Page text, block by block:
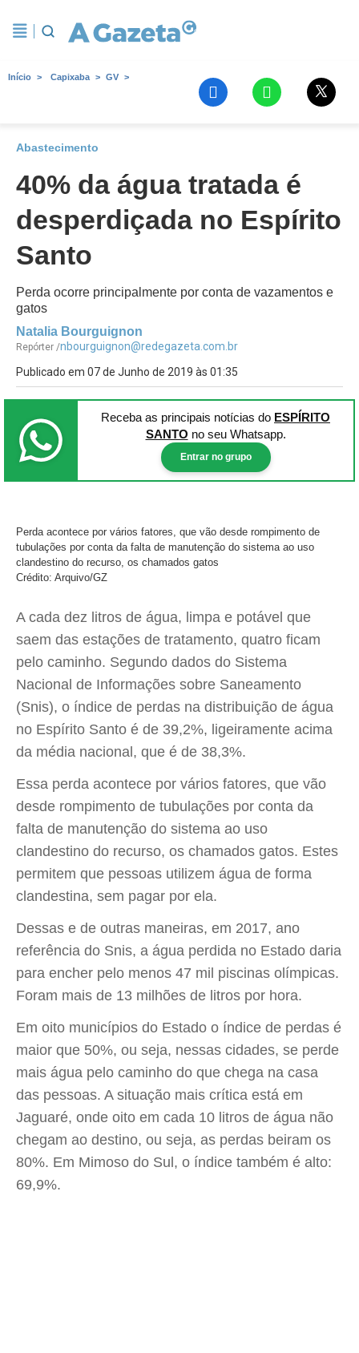
Início Capixaba GV
Abastecimento
40% da água tratada é
desperdiçada no Espírito
Santo
Perda ocorre principalmente por conta de vazamentos e
gatos
Natalia Bourguignon
Repórter /nbourguignon@redegazeta.com.br
Publicado em 07 de Junho de 2019 às 01:35
Receba as principais notícias do ESPÍRITO
SANTO no seu Whatsapp.
Entrar no grupo
Perda acontece por vários fatores, que vão desde rompimento de
tubulações por conta da falta de manutenção do sistema ao uso
clandestino do recurso, os chamados gatos
Crédito: Arquivo/GZ
A cada dez litros de água, limpa e potável que
saem das estações de tratamento, quatro ficam
pelo caminho. Segundo dados do Sistema
Nacional de Informações sobre Saneamento
(Snis), o índice de perdas na distribuição de água
no Espírito Santo é de 39,2%, ligeiramente acima
da média nacional, que é de 38,3%.
Essa perda acontece por vários fatores, que vão
desde rompimento de tubulações por conta da
falta de manutenção do sistema ao uso
clandestino do recurso, os chamados gatos. Estes
permitem que pessoas utilizem água de forma
clandestina, sem pagar por ela.
Dessas e de outras maneiras, em 2017, ano
referência do Snis, a água perdida no Estado daria
para encher pelo menos 47 mil piscinas olímpicas.
Foram mais de 13 milhões de litros por hora.
Em oito municípios do Estado o índice de perdas é
maior que 50%, ou seja, nessas cidades, se perde
mais água pelo caminho do que chega na casa
das pessoas. A situação mais crítica está em
Jaguaré, onde oito em cada 10 litros de água não
chegam ao destino, ou seja, as perdas beiram os
80%. Em Mimoso do Sul, o índice também é alto:
69,9%.